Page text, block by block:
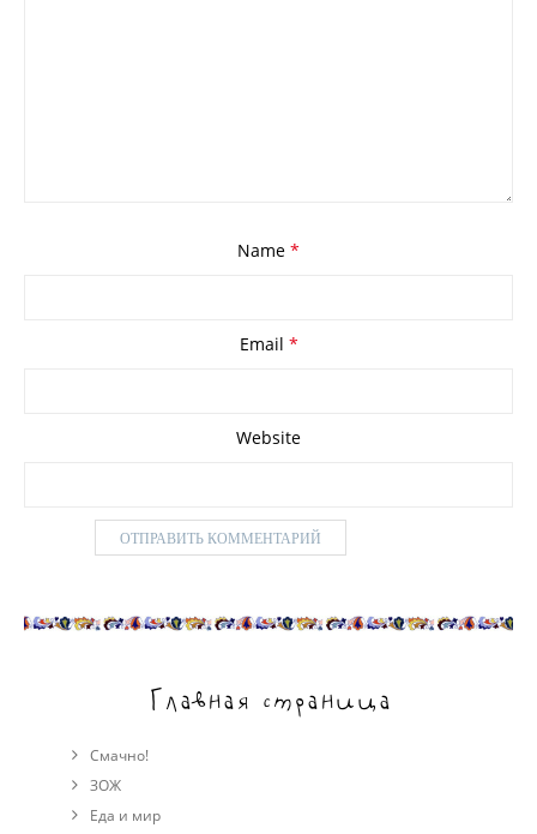
Name *
Email *
Website
Главная страница
Смачно!
ЗОЖ
Еда и мир